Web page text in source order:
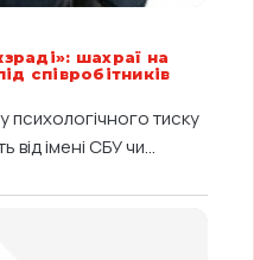
шахраї на
співробітників
психологічного тиску
імені СБУ чи...